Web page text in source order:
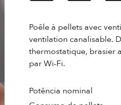
Poêle à pellets avec
ventilation canalisable.
thermostatique, brasier
par Wi-Fi.
Potência nominal